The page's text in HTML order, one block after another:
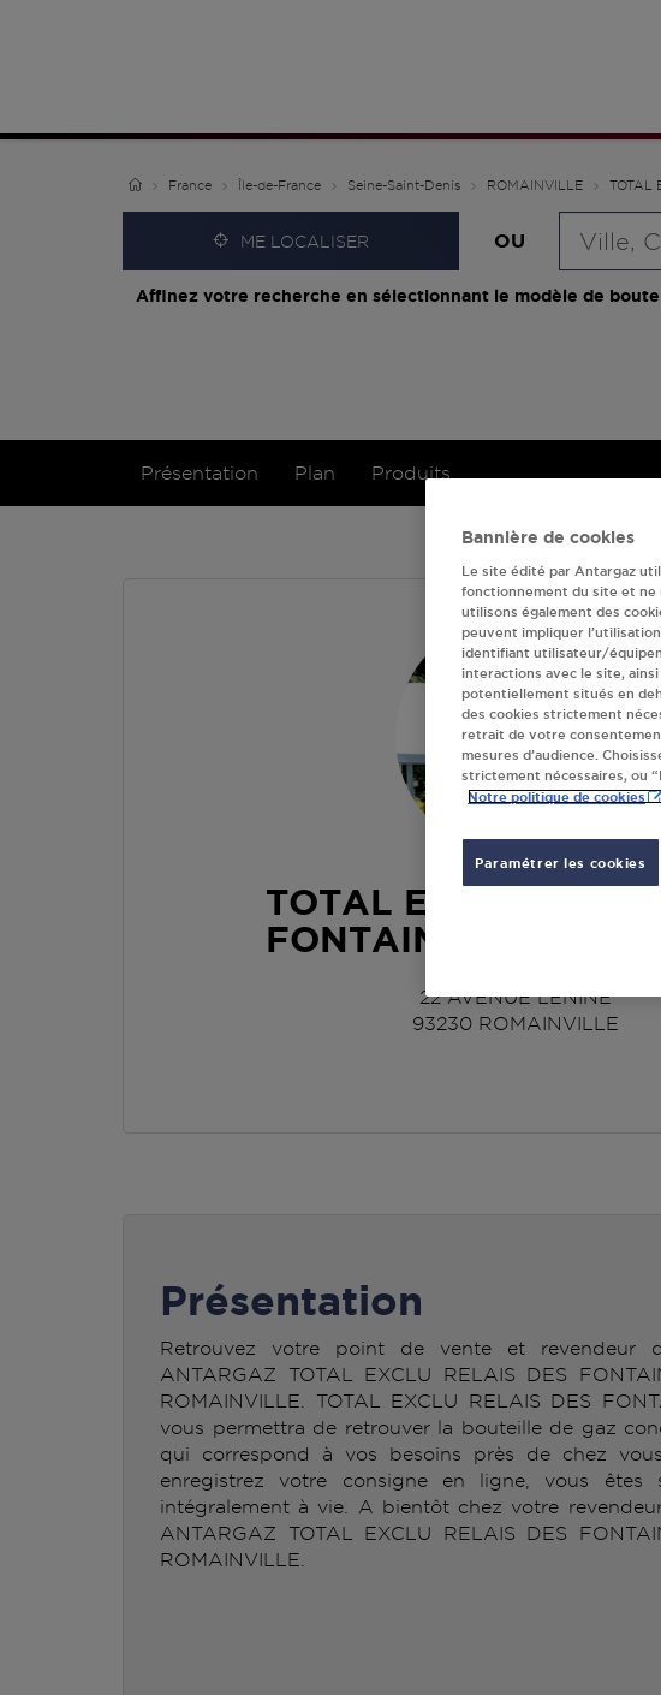
France Île-de-France Seine-Saint-Denis ROMAINVILLE TOTAL
ME LOCALISER OU
Affinez votre recherche en sélectionnant le modèle de
Présentation Plan Produits
TOTAL EXCLU
FONTAINES
22 AVENUE LENINE
93230 ROMAINVILLE
Présentation
Retrouvez votre point de vente et revendeur
ANTARGAZ TOTAL EXCLU RELAIS DES
ROMAINVILLE. TOTAL EXCLU RELAIS DES
vous permettra de retrouver la bouteille de gaz
qui correspond à vos besoins près de chez
enregistrez votre consigne en ligne, vous êtes
intégralement à vie. A bientôt chez votre
ANTARGAZ TOTAL EXCLU RELAIS DES
ROMAINVILLE.
Bannière de cookies
Le site édité par Antargaz
fonctionnement du site et
utilisons également des
peuvent impliquer
identifiant utilisateur/
interactions avec le site,
potentiellement situés en
des cookies strictement
retrait de votre
mesures d’audience.
strictement nécessaires, ou
Notre politique de cookies
Paramétrer les cookies